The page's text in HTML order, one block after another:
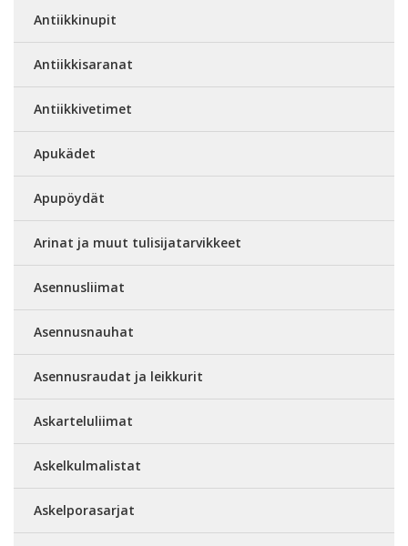
Antiikkinupit
Antiikkisaranat
Antiikkivetimet
Apukädet
Apupöydät
Arinat ja muut tulisijatarvikkeet
Asennusliimat
Asennusnauhat
Asennusraudat ja leikkurit
Askarteluliimat
Askelkulmalistat
Askelporasarjat